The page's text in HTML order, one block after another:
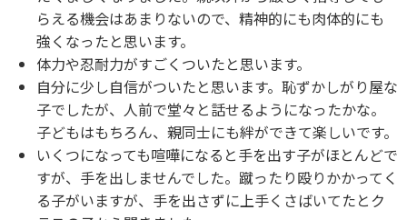
らえる機会はあまりないので、精神的にも肉体的にも
強くなったと思います。
体力や忍耐力がすごくついたと思います。
自分に少し自信がついたと思います。恥ずかしがり屋な
子でしたが、人前で堂々と話せるようになったかな。
子どもはもちろん、親同士にも絆ができて楽しいです。
いくつになっても喧嘩になると手を出す子がほとんどで
すが、手を出しませんでした。蹴ったり殴りかかってく
る子がいますが、手を出さずに上手くさばいてたとク